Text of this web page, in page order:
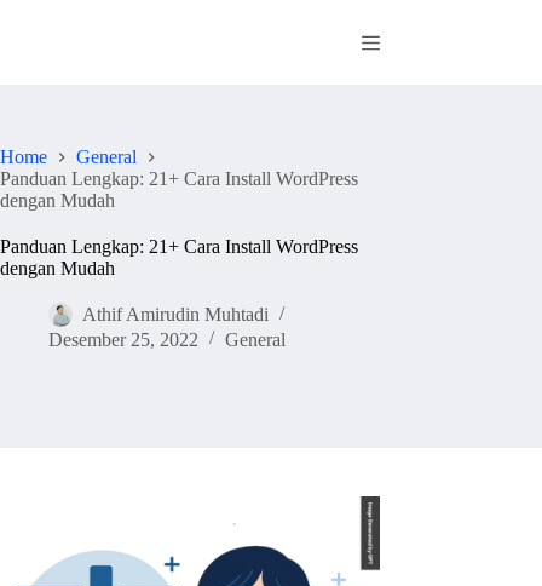
Home
General
Panduan Lengkap: 21+ Cara Install WordPress
dengan Mudah
Panduan Lengkap: 21+ Cara Install WordPress
dengan Mudah
Athif Amirudin Muhtadi
Desember 25, 2022
General